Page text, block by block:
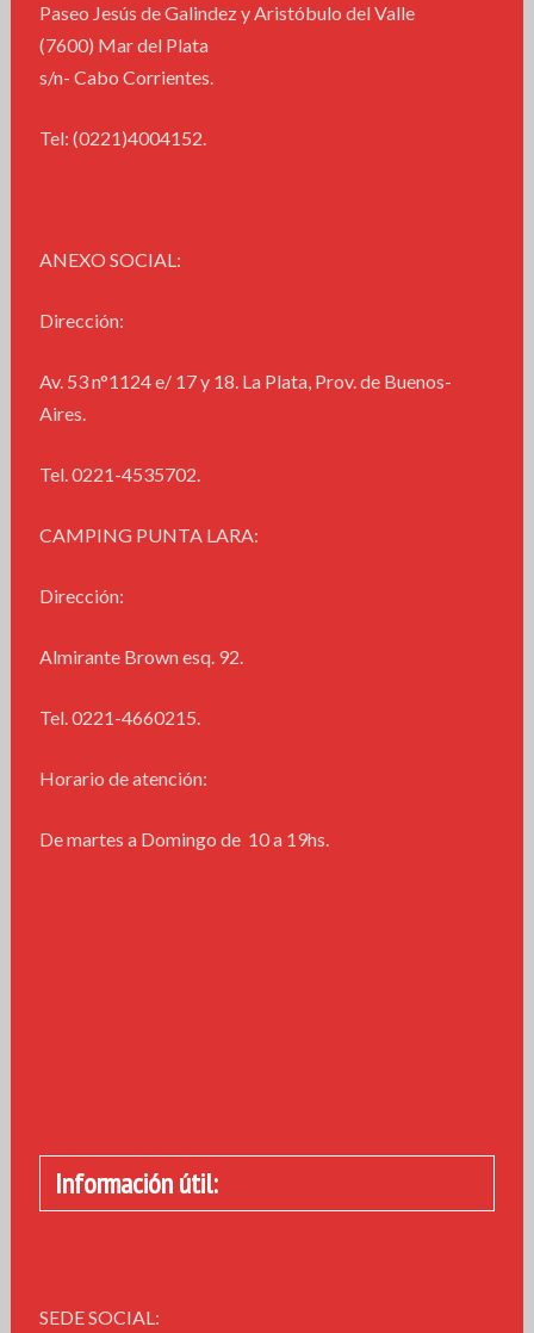
Paseo Jesús de Galindez y Aristóbulo del Valle
(7600) Mar del Plata
s/n- Cabo Corrientes.
Tel: (0221)4004152.
ANEXO SOCIAL:
Dirección:
Av. 53 n°1124 e/ 17 y 18. La Plata, Prov. de Buenos-
Aires.
Tel. 0221-4535702.
CAMPING PUNTA LARA:
Dirección:
Almirante Brown esq. 92.
Tel. 0221-4660215.
Horario de atención:
De martes a Domingo de 10 a 19hs.
Información útil:
SEDE SOCIAL: